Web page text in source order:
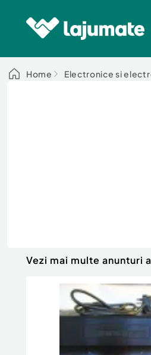
Home Electronice si
Vezi mai multe anunturi